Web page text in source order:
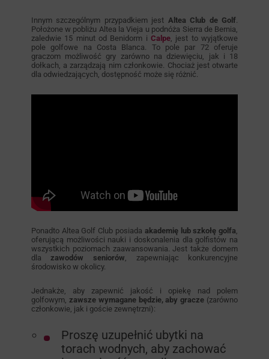
Innym szczególnym przypadkiem jest Altea Club de Golf.
Położone w pobliżu Altea la Vieja u podnóża Sierra de Bernia,
zaledwie 15 minut od Benidorm iCalpe, jest to wyjątkowe
pole golfowe na Costa Blanca. To pole par 72 oferuje
graczom możliwość gry zarówno na dziewięciu, jak i 18
dołkach, a zarządzają nim członkowie. Chociaż jest otwarte
dla odwiedzających, dostępność może się różnić.
Ponadto Altea Golf Club posiada akademię lub szkołę golfa
oferującą możliwości nauki i doskonalenia dla golfistów na
wszystkich poziomach zaawansowania. Jest także domem
dla zawodów seniorów , zapewniając konkurencyjne
środowisko w okolicy.
Jednakże, aby zapewnić jakość i opiekę nad polem
golfowym, zawsze wymagane będzie, aby gracze (zarówno
członkowie, jak i goście zewnętrzni):
Proszę uzupełnić ubytki na
torach wodnych, aby zachować